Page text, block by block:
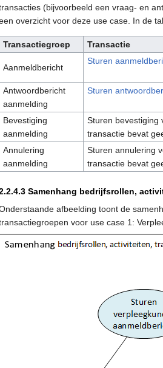
(bijvoorbeeld een vraag- en
overzicht voor deze use case. In de
Transactiegroep Transactie
Aanmeldbericht
Sturen
Antwoordbericht
aanmelding
Sturen
Bevestiging
aanmelding
Sturen bevestiging
transactie bevat
Annulering
aanmelding
Sturen annulering
transactie bevat
Samenhang bedrijfsrollen,
afbeelding toont de
voor use case 1: